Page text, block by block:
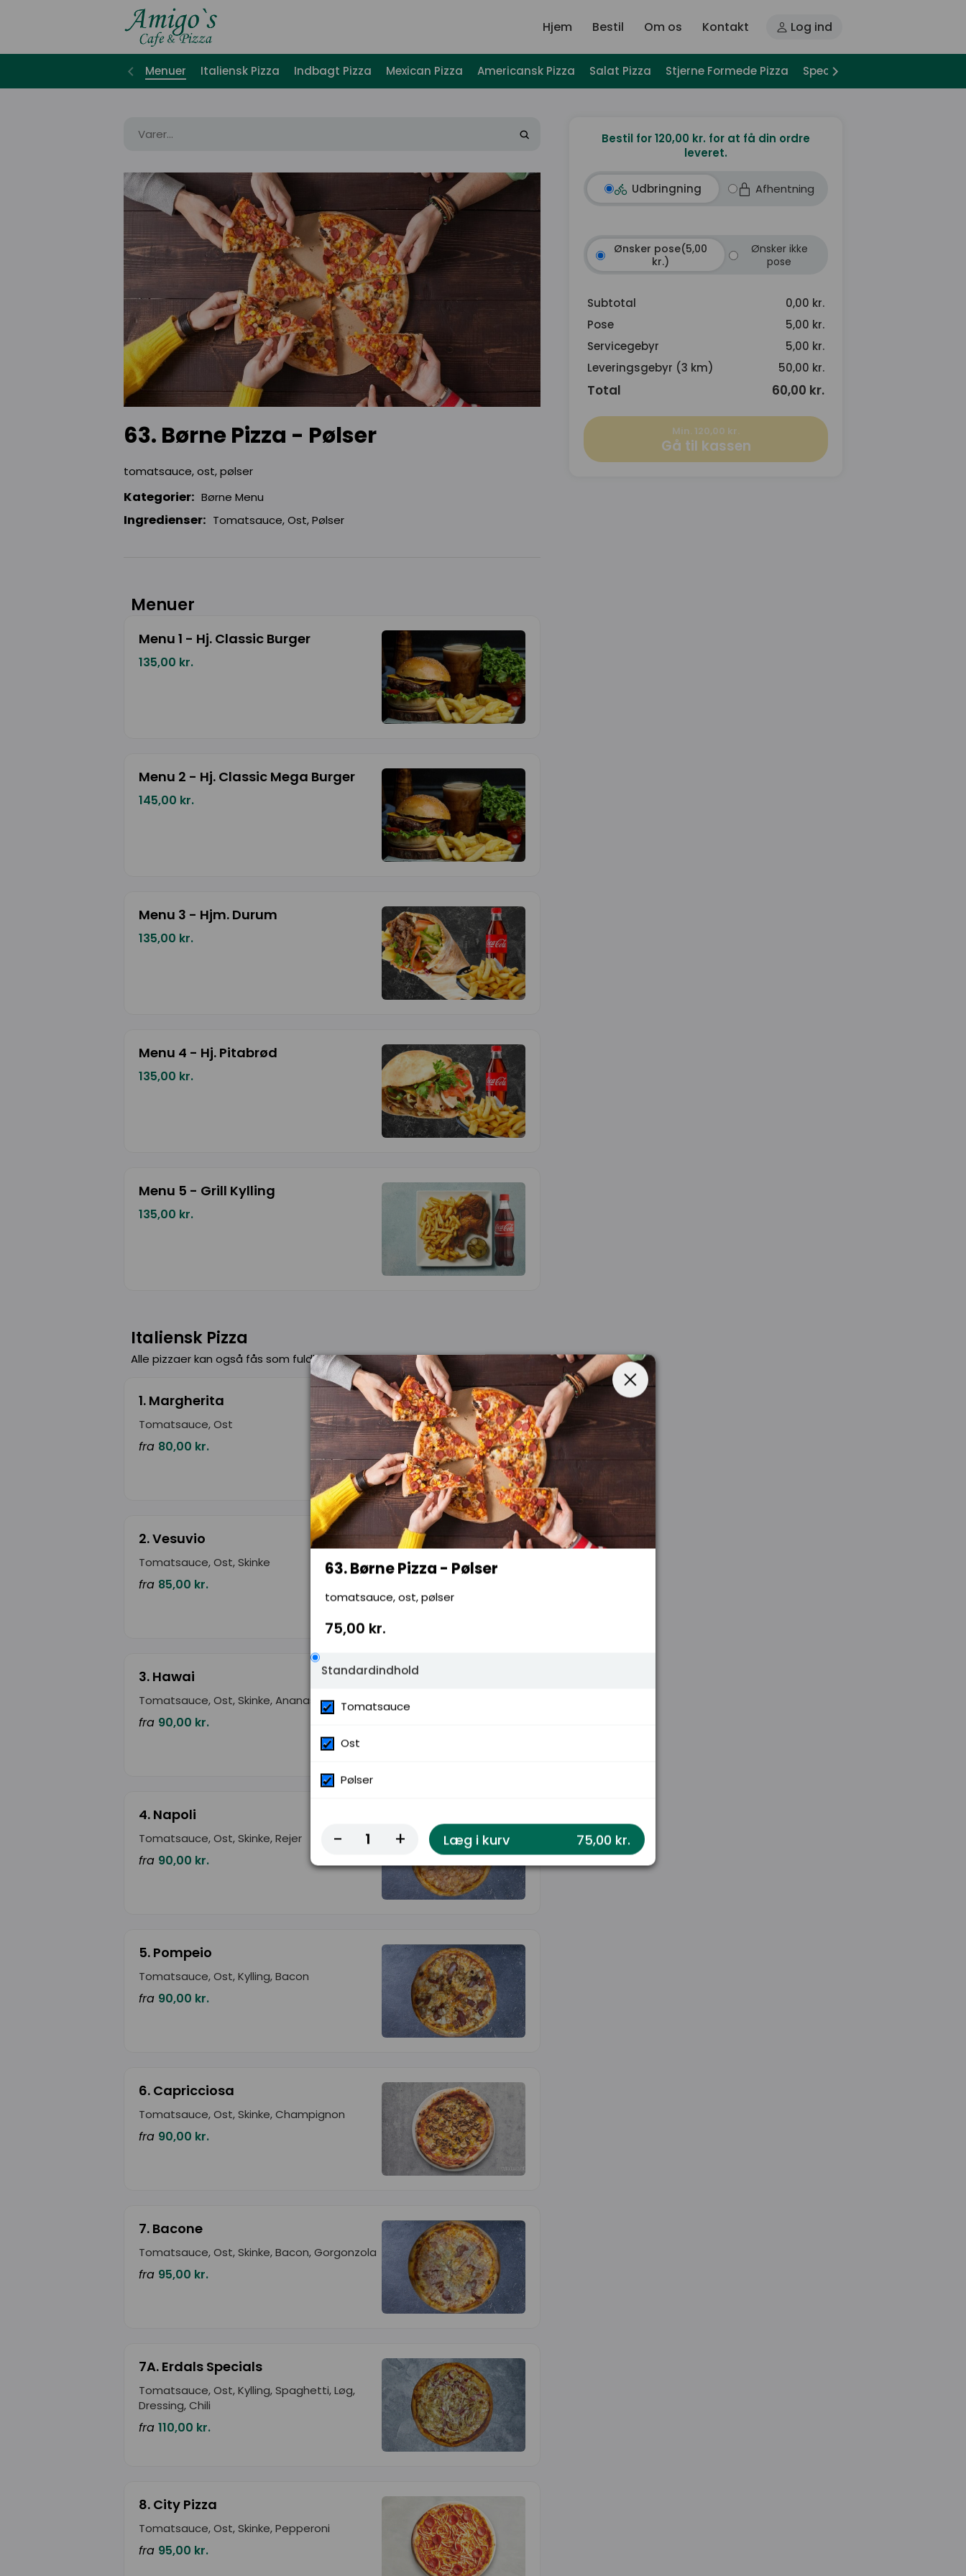
Hjem Bestil Om os Kontakt Log ind
Menuer Italiensk Pizza Indbagt Pizza Mexican Pizza Americansk Pizza Salat Pizza Stjerne Formede Pizza Special Pizza
63. Børne Pizza - Pølser
tomatsauce, ost, pølser
Kategorier: Børne Menu
Ingredienser: Tomatsauce, Ost, Pølser
Menuer
Menu 1 - Hj. Classic Burger
135,00 kr.
Menu 2 - Hj. Classic Mega Burger
145,00 kr.
Menu 3 - Hjm. Durum
135,00 kr.
Menu 4 - Hj. Pitabrød
135,00 kr.
Menu 5 - Grill Kylling
135,00 kr.
Italiensk Pizza
Alle pizzaer kan også fås som fuldkorn og glutenfri.
1. Margherita
Tomatsauce, Ost
fra 80,00 kr.
2. Vesuvio
Tomatsauce, Ost, Skinke
fra 85,00 kr.
3. Hawai
Tomatsauce, Ost, Skinke, Ananas
fra 90,00 kr.
4. Napoli
Tomatsauce, Ost, Skinke, Rejer
fra 90,00 kr.
5. Pompeio
Tomatsauce, Ost, Kylling, Bacon
fra 90,00 kr.
6. Capricciosa
Tomatsauce, Ost, Skinke, Champignon
fra 90,00 kr.
7. Bacone
Tomatsauce, Ost, Skinke, Bacon, Gorgonzola
fra 95,00 kr.
7A. Erdals Specials
Tomatsauce, Ost, Kylling, Spaghetti, Løg,
Dressing, Chili
fra 110,00 kr.
8. City Pizza
Tomatsauce, Ost, Skinke, Pepperoni
fra 95,00 kr.
Bestil for 120,00 kr. for at få din ordre
leveret.
Udbringning Afhentning
Ønsker pose(5,00
kr.)
Ønsker ikke
pose
Subtotal
0,00 kr.
Pose
5,00 kr.
Servicegebyr
5,00 kr.
Leveringsgebyr (3 km)
50,00 kr.
Total 60,00 kr.
Min. 120,00 kr.
Gå til kassen
63. Børne Pizza - Pølser
tomatsauce, ost, pølser
75,00 kr.
Standardindhold
Tomatsauce
Ost
Pølser
- + Læg i kurv 75,00 kr.